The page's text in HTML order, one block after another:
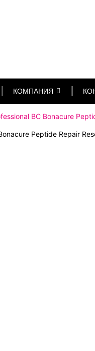
КОМПАНИЯ
BC Bonacure
Peptide Repair